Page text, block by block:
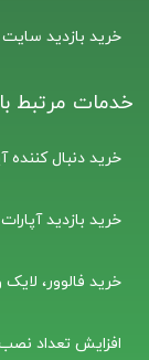
خرید بازدید سایت
خدمات مرتبط
خرید دنبال کننده
خرید بازدید آپارات
خرید فالوور، لایک
افزایش تعداد نصب